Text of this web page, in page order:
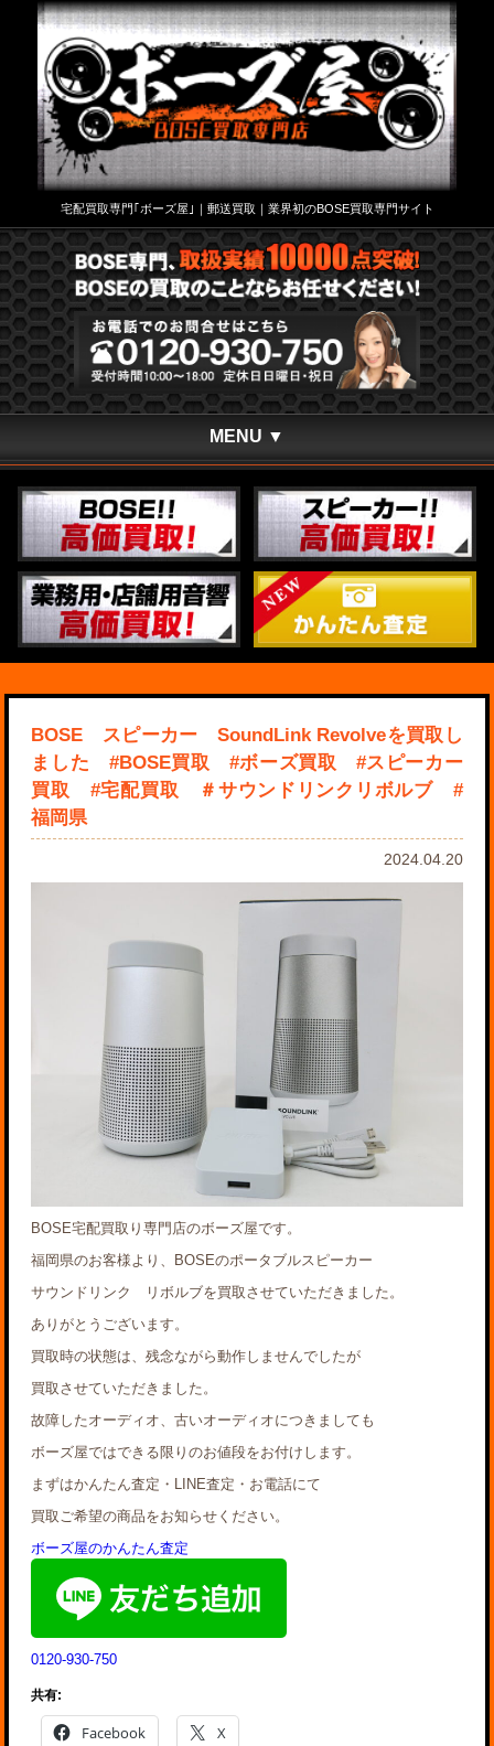
宅配買取専門｢ボーズ屋｣｜郵送買取｜業界初のBOSE買取専門サイト
MENU ▼
BOSE スピーカー SoundLink Revolveを買取し
ました #BOSE買取 #ボーズ買取 #スピーカー
買取 #宅配買取 ＃サウンドリンクリボルブ #
福岡県
2024.04.20
BOSE宅配買取り専門店のボーズ屋です。
福岡県のお客様より、BOSEのポータブルスピーカー
サウンドリンク リボルブを買取させていただきました。
ありがとうございます。
買取時の状態は、残念ながら動作しませんでしたが
買取させていただきました。
故障したオーディオ、古いオーディオにつきましても
ボーズ屋ではできる限りのお値段をお付けします。
まずはかんたん査定・LINE査定・お電話にて
買取ご希望の商品をお知らせください。
ボーズ屋のかんたん査定
0120-930-750
共有:
Facebook X